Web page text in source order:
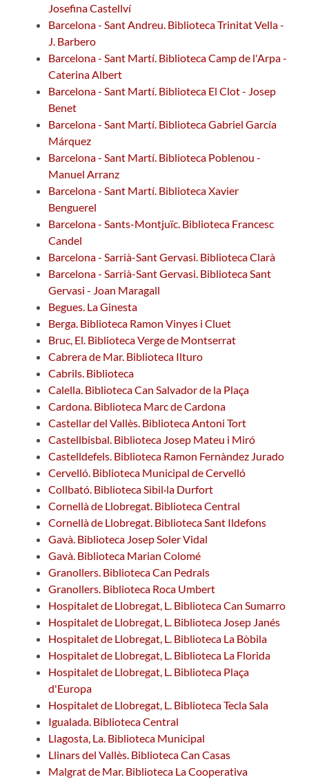
Josefina Castellví
Barcelona - Sant Andreu. Biblioteca Trinitat Vella -
J. Barbero
Barcelona - Sant Martí. Biblioteca Camp de l'Arpa -
Caterina Albert
Barcelona - Sant Martí. Biblioteca El Clot - Josep
Benet
Barcelona - Sant Martí. Biblioteca Gabriel García
Márquez
Barcelona - Sant Martí. Biblioteca Poblenou -
Manuel Arranz
Barcelona - Sant Martí. Biblioteca Xavier
Benguerel
Barcelona - Sants-Montjuïc. Biblioteca Francesc
Candel
Barcelona - Sarrià-Sant Gervasi. Biblioteca Clarà
Barcelona - Sarrià-Sant Gervasi. Biblioteca Sant
Gervasi - Joan Maragall
Begues. La Ginesta
Berga. Biblioteca Ramon Vinyes i Cluet
Bruc, El. Biblioteca Verge de Montserrat
Cabrera de Mar. Biblioteca Ilturo
Cabrils. Biblioteca
Calella. Biblioteca Can Salvador de la Plaça
Cardona. Biblioteca Marc de Cardona
Castellar del Vallès. Biblioteca Antoni Tort
Castellbisbal. Biblioteca Josep Mateu i Miró
Castelldefels. Biblioteca Ramon Fernàndez Jurado
Cervelló. Biblioteca Municipal de Cervelló
Collbató. Biblioteca Sibil·la Durfort
Cornellà de Llobregat. Biblioteca Central
Cornellà de Llobregat. Biblioteca Sant Ildefons
Gavà. Biblioteca Josep Soler Vidal
Gavà. Biblioteca Marian Colomé
Granollers. Biblioteca Can Pedrals
Granollers. Biblioteca Roca Umbert
Hospitalet de Llobregat, L. Biblioteca Can Sumarro
Hospitalet de Llobregat, L. Biblioteca Josep Janés
Hospitalet de Llobregat, L. Biblioteca La Bòbila
Hospitalet de Llobregat, L. Biblioteca La Florida
Hospitalet de Llobregat, L. Biblioteca Plaça
d'Europa
Hospitalet de Llobregat, L. Biblioteca Tecla Sala
Igualada. Biblioteca Central
Llagosta, La. Biblioteca Municipal
Llinars del Vallès. Biblioteca Can Casas
Malgrat de Mar. Biblioteca La Cooperativa